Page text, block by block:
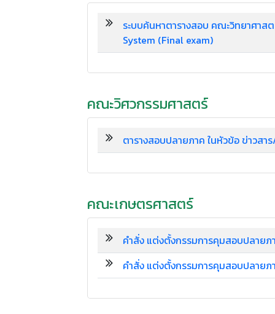
ระบบค้นหาตารางสอบ คณะวิทยาศา
System (Final exam)
คณะวิศวกรรมศาสตร์
ตารางสอบปลายภาค ในหัวข้อ ข่าวสา
คณะเกษตรศาสตร์
คำสั่ง แต่งตั้งกรรมการคุมสอบปลาย
คำสั่ง แต่งตั้งกรรมการคุมสอบปลาย